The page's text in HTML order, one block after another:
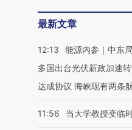
最新文章
12:13
能源内参｜中东
多国出台光伏新政加速
达成协议 海峡现有两条
11:56 当大学教授变临